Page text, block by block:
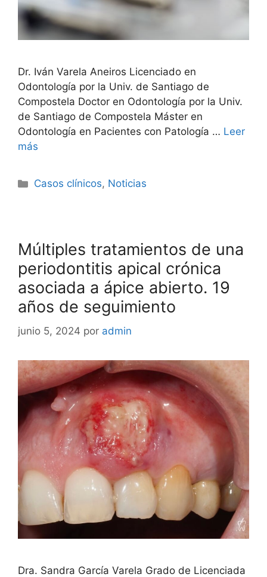
Dr. Iván Varela Aneiros Licenciado en
Odontología por la Univ. de Santiago de
Compostela Doctor en Odontología por la Univ.
de Santiago de Compostela Máster en
Odontología en Pacientes con Patología … Leer
más
Casos clínicos, Noticias
Múltiples tratamientos de una
periodontitis apical crónica
asociada a ápice abierto. 19
años de seguimiento
junio 5, 2024 por admin
Dra. Sandra García Varela Grado de Licenciada